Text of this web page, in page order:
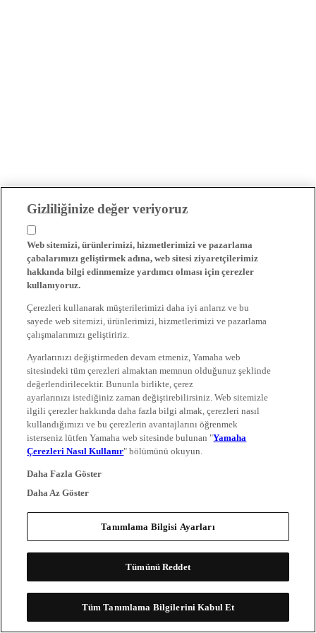
Gizliliğinize değer veriyoruz
Web sitemizi, ürünlerimizi, hizmetlerimizi ve pazarlama
çabalarımızı geliştirmek adına, web sitesi ziyaretçilerimiz
hakkında bilgi edinmemize yardımcı olması için çerezler
kullanıyoruz.
Çerezleri kullanarak müşterilerimizi daha iyi anlarız ve bu
sayede web sitemizi, ürünlerimizi, hizmetlerimizi ve pazarlama
çalışmalarımızı geliştiririz.
Ayarlarınızı değiştirmeden devam etmeniz, Yamaha web
sitesindeki tüm çerezleri almaktan memnun olduğunuz şeklinde
değerlendirilecektir. Bununla birlikte, çerez
ayarlarınızı istediğiniz zaman değiştirebilirsiniz. Web sitemizle
ilgili çerezler hakkında daha fazla bilgi almak, çerezleri nasıl
kullandığımızı ve bu çerezlerin avantajlarını öğrenmek
isterseniz lütfen Yamaha web sitesinde bulunan "Yamaha
Çerezleri Nasıl Kullanır" bölümünü okuyun.
Daha Fazla Göster
Daha Az Göster
Tanımlama Bilgisi Ayarları
Tümünü Reddet
Tüm Tanımlama Bilgilerini Kabul Et